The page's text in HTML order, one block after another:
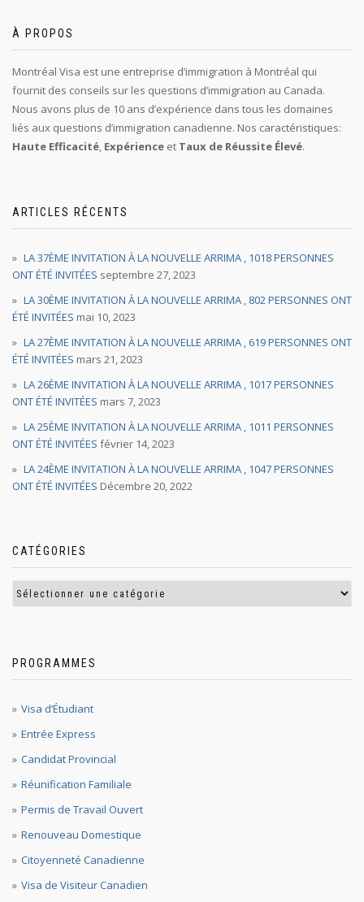
À PROPOS
Montréal Visa est une entreprise d’immigration à Montréal qui
fournit des conseils sur les questions d’immigration au Canada.
Nous avons plus de 10 ans d’expérience dans tous les domaines
liés aux questions d’immigration canadienne. Nos caractéristiques:
Haute Efficacité, Expérience et Taux de Réussite Élevé.
ARTICLES RÉCENTS
LA 37ÈME INVITATION À LA NOUVELLE ARRIMA , 1018 PERSONNES
ONT ÉTÉ INVITÉES septembre 27, 2023
LA 30ÈME INVITATION À LA NOUVELLE ARRIMA , 802 PERSONNES ONT
ÉTÉ INVITÉES mai 10, 2023
LA 27ÈME INVITATION À LA NOUVELLE ARRIMA , 619 PERSONNES ONT
ÉTÉ INVITÉES mars 21, 2023
LA 26ÈME INVITATION À LA NOUVELLE ARRIMA , 1017 PERSONNES
ONT ÉTÉ INVITÉES mars 7, 2023
LA 25ÈME INVITATION À LA NOUVELLE ARRIMA , 1011 PERSONNES
ONT ÉTÉ INVITÉES février 14, 2023
LA 24ÈME INVITATION À LA NOUVELLE ARRIMA , 1047 PERSONNES
ONT ÉTÉ INVITÉES Décembre 20, 2022
CATÉGORIES
PROGRAMMES
Visa d’Étudiant
Entrée Express
Candidat Provincial
Réunification Familiale
Permis de Travail Ouvert
Renouveau Domestique
Citoyenneté Canadienne
Visa de Visiteur Canadien